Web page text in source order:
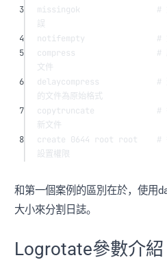
3
missingok                # 如果
誤
4
notifempty               # 如果
5
compress                 # 壓
文件
6
delaycompress            # 延
的文件為原始格式
7
copytruncate             # 截斷
新文件
8
create 0644 root root    # 每
設置權限
和第一個案例的區別在於，使用
大小來分割日誌。
Logrotate參數介紹